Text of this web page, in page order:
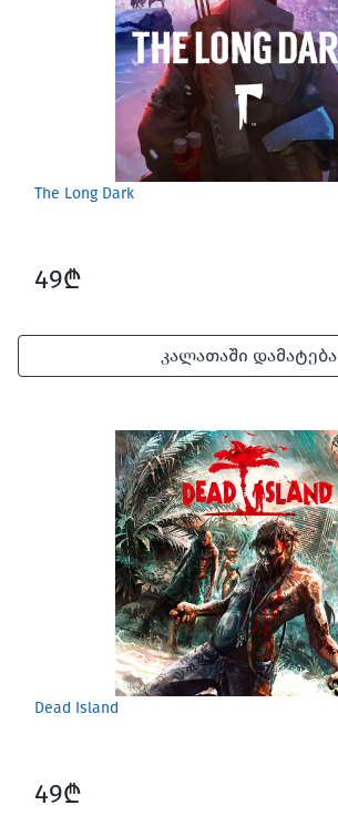
The Long Dark
49₾
კალათაში დამატება
Dead Island
49₾